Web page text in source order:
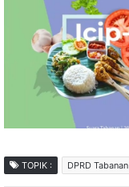
TOPIK : DPRD Tabanan